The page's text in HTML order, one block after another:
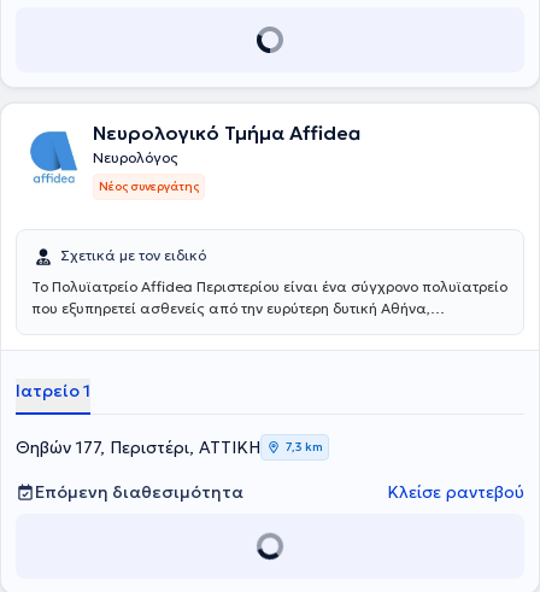
Νευρολογικό Τμήμα Affidea
Νευρολόγος
Νέος συνεργάτης
Σχετικά με τον ειδικό
Το Πολυϊατρείο Affidea Περιστερίου είναι ένα σύγχρονο πολυϊατρείο
που εξυπηρετεί ασθενείς από την ευρύτερη δυτική Αθήνα,
φροντίδα υγείας κάτω από μία οροφή. Με εξειδικευμένους ιατρούς
ολόκληρης της οικογένειας - από προληπτικούς ελέγχους έως
εξειδικευμένη διάγνωση και παρακολούθηση.
Ιατρείο 1
Θηβών 177, Περιστέρι, ΑΤΤΙΚΗ 7,3 km
Επόμενη διαθεσιμότητα Κλείσε ραντεβού